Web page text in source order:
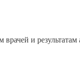
и результатам